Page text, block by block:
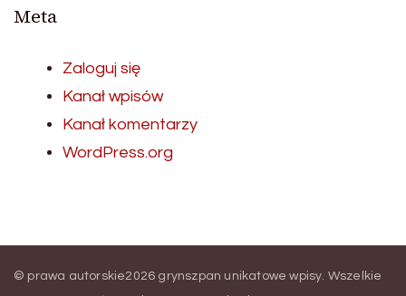
Meta
Zaloguj się
Kanał wpisów
Kanał komentarzy
WordPress.org
© prawa autorskie2026 grynszpan unikatowe wpisy . Wszelkie